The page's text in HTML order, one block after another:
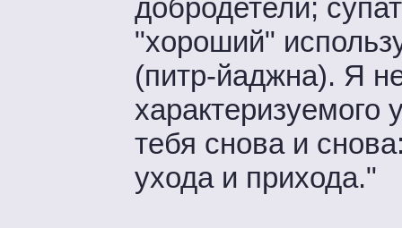
добродетели;
"хороший"
(питр-йаджна). Я
тебя снова и
ухода и прихода."